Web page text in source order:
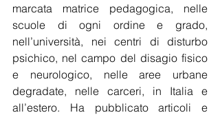
marcata matrice pedagogica, nelle
scuole di ogni ordine e grado,
nell’università, nei centri di disturbo
psichico, nel campo del disagio fisico
e neurologico, nelle aree urbane
degradate, nelle carceri, in Italia e
all’estero. Ha pubblicato articoli e